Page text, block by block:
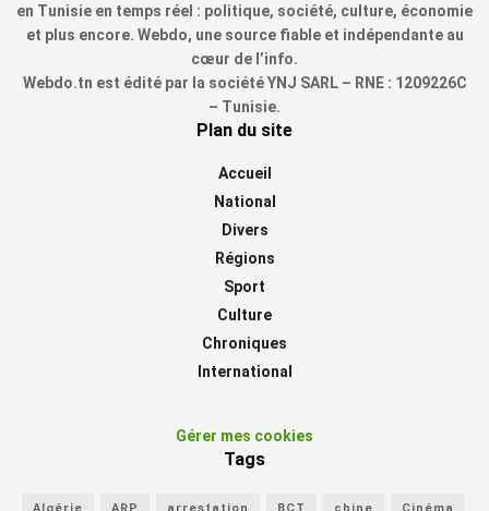
en Tunisie en temps réel : politique, société, culture, économie
et plus encore. Webdo, une source fiable et indépendante au
cœur de l’info.
Webdo.tn est édité par la société YNJ SARL – RNE : 1209226C
– Tunisie.
Plan du site
Accueil
National
Divers
Régions
Sport
Culture
Chroniques
International
Gérer mes cookies
Tags
Algérie ARP arrestation BCT chine Cinéma